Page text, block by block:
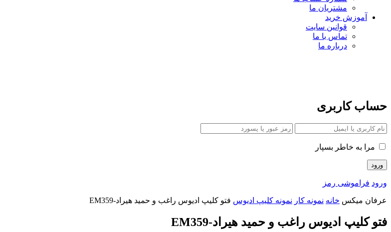
مشتریان ما
آموزش خرید
قوانین سایت
تماس با ما
درباره ما
حساب کاربری
مرا به خاطر بسپار
ورود فراموشی رمز
عرفان میکس خانه نمونه کار نمونه کلیپ ادیوس فتو کلیپ ادیوس راغب و حمید هیراد-EM359
فتو کلیپ ادیوس راغب و حمید هیراد-EM359